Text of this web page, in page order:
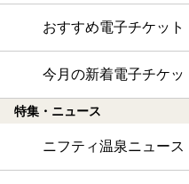
おすすめ電子チケッ
今月の新着電子チケ
特集・ニュース
ニフティ温泉ニュース